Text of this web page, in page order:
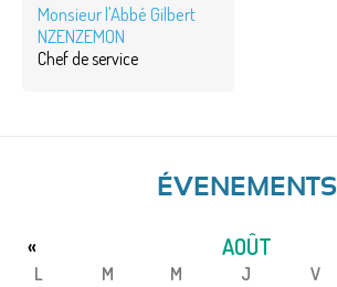
Monsieur l'Abbé Gilbert
NZENZEMON
Chef de service
ÉVENEMENTS
AOÛT
«
L M M J V